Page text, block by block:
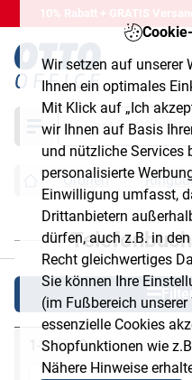
Wir setzen auf unserer
Ihnen ein optimales
Mit Klick auf „Ich
wir Ihnen auf Basis
und nützliche Services
personalisierte
Einwilligung umfasst,
Drittanbietern
dürfen, auch z.B. in
Recht gleichwertiges
Sie können Ihre
(im Fußbereich
essenzielle Cookies
Shopfunktionen wie
Nähere Hinweise
10% Rabatt + GRATIS
Suche
Ordnen
1-2 von 2